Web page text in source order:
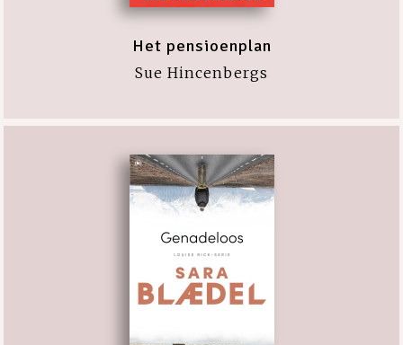
Het pensioenplan
Sue Hincenbergs